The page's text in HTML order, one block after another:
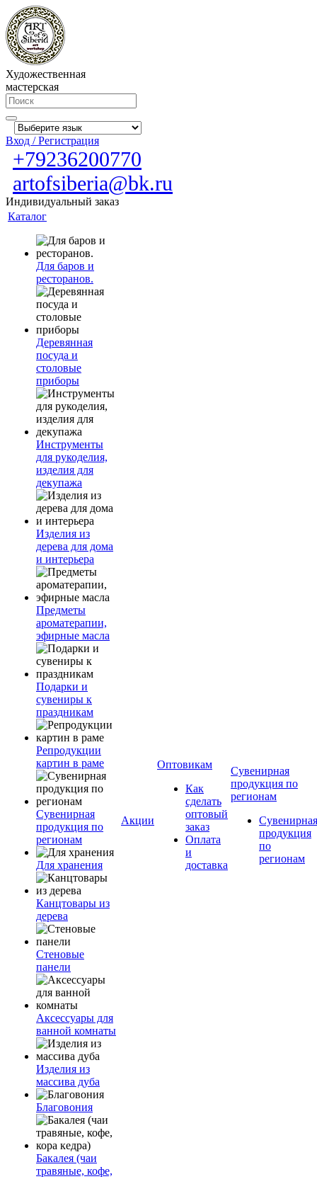
Художественная
мастерская
Вход / Регистрация
+79236200770
artofsiberia@bk.ru
Индивидуальный заказ
Каталог
Для баров и
ресторанов.
Деревянная
посуда и
столовые
приборы
Инструменты
для рукоделия,
изделия для
декупажа
Изделия из
дерева для дома
и интерьера
Предметы
ароматерапии,
эфирные масла
Подарки и
сувениры к
праздникам
Репродукции
картин в раме
Сувенирная
продукция по
регионам
Для хранения
Канцтовары из
дерева
Стеновые
панели
Аксессуары для
ванной комнаты
Изделия из
массива дуба
Благовония
Бакалея (чаи
травяные, кофе,
Акции
Оптовикам
Как
сделать
оптовый
заказ
Оплата
и
доставка
Сувенирная
продукция по
регионам
Сувенирная
продукция
по
регионам